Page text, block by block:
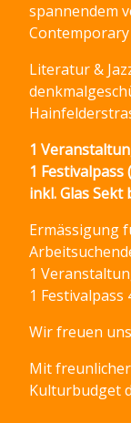
spannendem
Literatur &
1
1
inkl. Glas
Ermässigung
1
1 Festivalpass
Wir freuen
Mit
Kulturbudget